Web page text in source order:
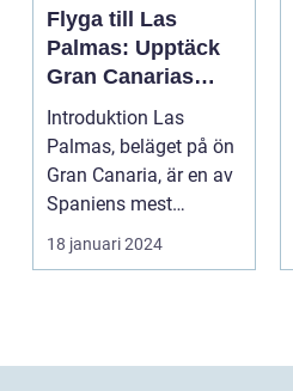
Flyga till Las
Palmas: Upptäck
Gran Canarias
pärla
Introduktion Las
Palmas, beläget på ön
Gran Canaria, är en av
Spaniens mest
populära
semesterdestina...
18 januari 2024